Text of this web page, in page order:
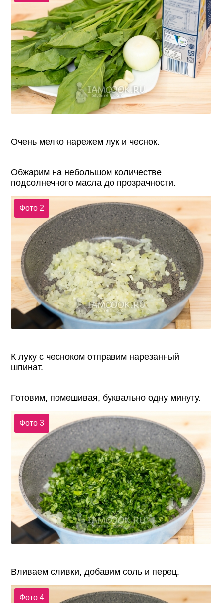
Очень мелко нарежем лук и чеснок.
Обжарим на небольшом количестве
подсолнечного масла до прозрачности.
Фото 2
К луку с чесноком отправим нарезанный
шпинат.
Готовим, помешивая, буквально одну минуту.
Фото 3
Вливаем сливки, добавим соль и перец.
Фото 4